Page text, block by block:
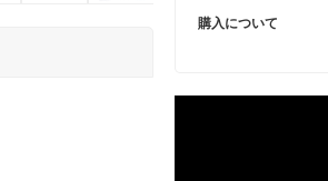
購入について